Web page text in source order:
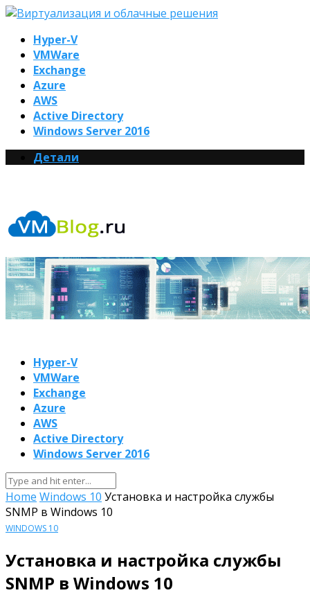
Hyper-V
VMWare
Exchange
Azure
AWS
Active Directory
Windows Server 2016
Детали
Hyper-V
VMWare
Exchange
Azure
AWS
Active Directory
Windows Server 2016
Home Windows 10 Установка и настройка службы
SNMP в Windows 10
WINDOWS 10
Установка и настройка службы
SNMP в Windows 10